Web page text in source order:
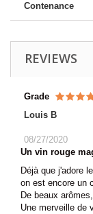
Contenance
REVIEWS
Grade
Louis B
08/27/2020
Un vin rouge
Déjà que j'adore
on est encore un
De beaux
Une merveille de